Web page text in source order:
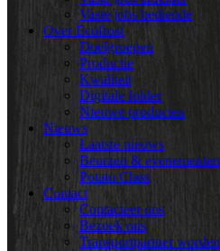
Vaste jobs bediende
Over Ecofrost
Doelgroepen
Productie
Kwaliteit
Digitale folder
Nieuwe producten
Nieuws
Laatste nieuws
Beurzen & evenementen
Potato Class
Contact
Contacteer ons
Bezoek ons
Transportpartner worden